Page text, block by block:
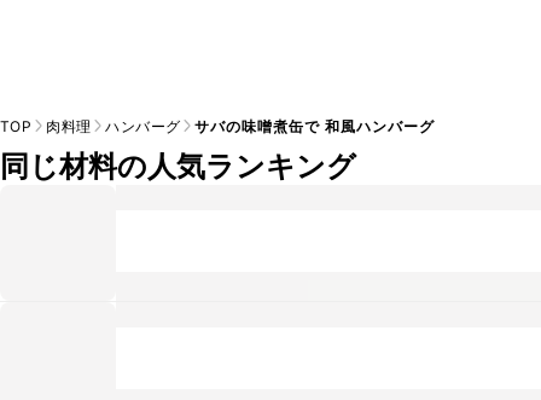
TOP 肉料理 ハンバーグ サバの味噌煮缶で 和風ハンバーグ
同じ材料の人気ランキング